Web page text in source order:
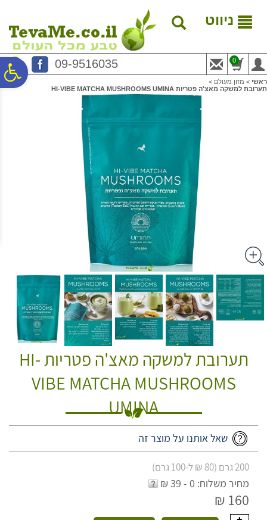
נגישות
המרכזי
ניווט
09-9516035 0
ראשי > מזון מעולם >
תערובת למשקה מאצ'ה פטריות HI-VIBE MATCHA MUSHROOMS UMINA
תערובת למשקה מאצ'ה פטריות HI-
VIBE MATCHA MUSHROOMS
UMINA
שאל אותנו על מוצר זה
200 גרם (80 ₪ ל-100 גרם)
מחיר משלוח: 0 - 39 ₪
160 ₪